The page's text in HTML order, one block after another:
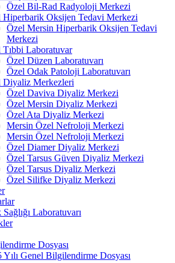
Özel Bil-Rad Radyoloji Merkezi
Hiperbarik Oksijen Tedavi Merkezi
Özel Mersin Hiperbarik Oksijen Tedavi
Merkezi
Tıbbi Laboratuvar
Özel Düzen Laboratuvarı
Özel Odak Patoloji Laboratuvarı
Diyaliz Merkezleri
Özel Daviva Diyaliz Merkezi
Özel Mersin Diyaliz Merkezi
Özel Ata Diyaliz Merkezi
Mersin Özel Nefroloji Merkezi
Mersin Özel Nefroloji Merkezi
Özel Diamer Diyaliz Merkezi
Özel Tarsus Güven Diyaliz Merkezi
Özel Tarsus Diyaliz Merkezi
Özel Silifke Diyaliz Merkezi
Laboratuvarı
Dosyası
Yılı Genel Bilgilendirme Dosyası